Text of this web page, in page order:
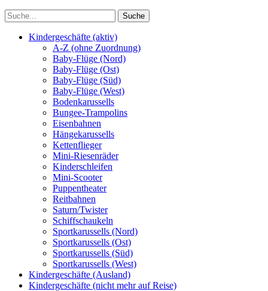
Kindergeschäfte (aktiv)
A-Z (ohne Zuordnung)
Baby-Flüge (Nord)
Baby-Flüge (Ost)
Baby-Flüge (Süd)
Baby-Flüge (West)
Bodenkarussells
Bungee-Trampolins
Eisenbahnen
Hängekarussells
Kettenflieger
Mini-Riesenräder
Kinderschleifen
Mini-Scooter
Puppentheater
Reitbahnen
Saturn/Twister
Schiffschaukeln
Sportkarussells (Nord)
Sportkarussells (Ost)
Sportkarussells (Süd)
Sportkarussells (West)
Kindergeschäfte (Ausland)
Kindergeschäfte (nicht mehr auf Reise)